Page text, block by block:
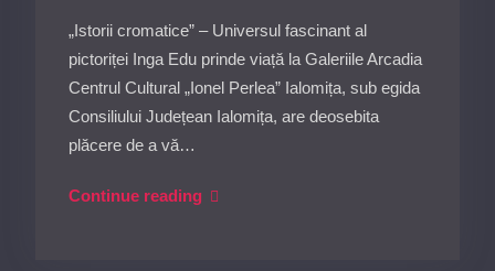
Cultural
„Ionel
Perlea”
Ialomița
„Istorii cromatice” – Universul fascinant al
pictoriței Inga Edu prinde viață la Galeriile Arcadia
Centrul Cultural „Ionel Perlea” Ialomița, sub egida
Consiliului Județean Ialomița, are deosebita
plăcere de a vă…
Continue readingExpoziție